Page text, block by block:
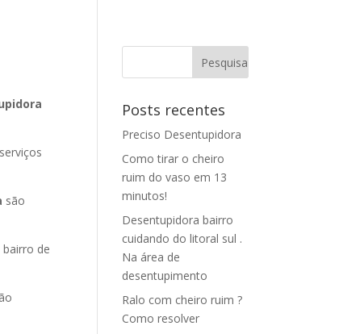
são
de
Posts recentes
Preciso Desentupidora
Como tirar o cheiro
ruim do vaso em 13
minutos!
Desentupidora bairro
cuidando do litoral sul .
Na área de
desentupimento
Ralo com cheiro ruim ?
Como resolver